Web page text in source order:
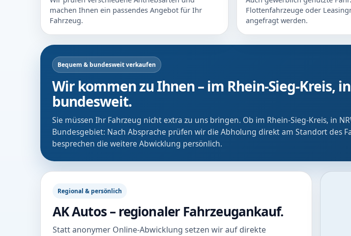
machen Ihnen ein passendes Angebot für Ihr
Fahrzeug.
Flottenfahrzeuge oder
angefragt werden.
Bequem & bundesweit verkaufen
Wir kommen zu Ihnen – im Rhein-Sieg-Kreis,
bundesweit.
Sie müssen Ihr Fahrzeug nicht extra zu uns bringen. Ob im Rhein-Sieg-Kreis, in
Bundesgebiet: Nach Absprache prüfen wir die Abholung direkt am Standort des
besprechen die weitere Abwicklung persönlich.
Regional & persönlich
AK Autos – regionaler Fahrzeugankauf.
Statt anonymer Online-Abwicklung setzen wir auf direkte